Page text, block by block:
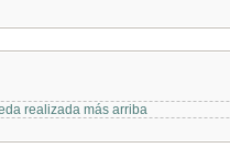
realizada más arriba